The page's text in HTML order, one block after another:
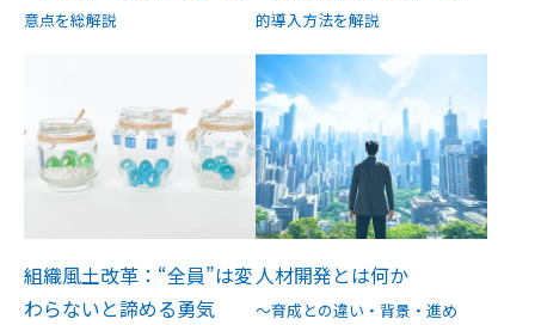
意点を総解説
的導入方法を解説
組織風土改革：“全員”は変
わらないと諦める勇気
人材開発とは何か
～育成との違い・背景・進め